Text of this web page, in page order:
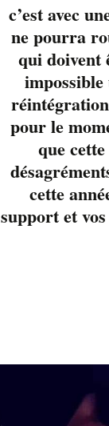
c’est avec
ne pourra
qui doivent
que
cette
support et